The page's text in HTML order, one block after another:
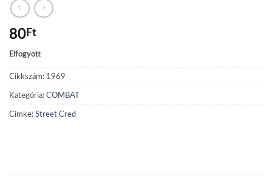
80Ft
Elfogyott
Cikkszám: 1969
Kategória: COMBAT
Címke: Street Cred